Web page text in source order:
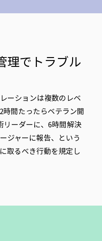
理でトラブル
ーションは複数のレベ
間たったらベテラン開
リーダーに、6時間解決
ジャーに報告、という
取るべき行動を規定し